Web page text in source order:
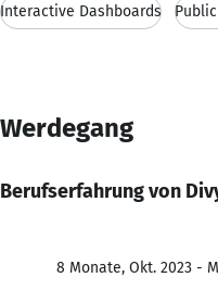
Interactive Dashboards
Werdegang
Berufserfahrung von
8 Monate, Okt. 2023 -